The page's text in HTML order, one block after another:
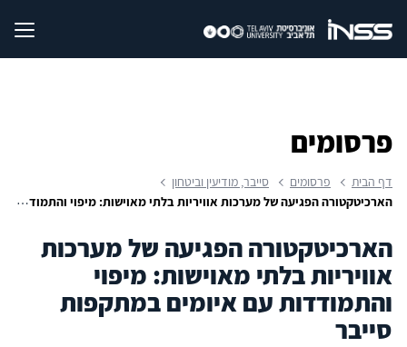
פרסומים
דף הבית פרסומים
סייבר, מודיעין וביטחון
הארכיטקטורה הפגיעה של מערכות אוויריות בלתי מאוישות: מיפוי והתמודדות עם איומים במתקפות סייבר
הארכיטקטורה הפגיעה של מערכות
אוויריות בלתי מאוישות: מיפוי
והתמודדות עם איומים במתקפות
סייבר